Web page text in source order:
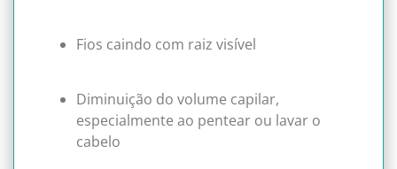
Fios caindo com raiz visível
Diminuição do volume capilar,
especialmente ao pentear ou lavar o
cabelo